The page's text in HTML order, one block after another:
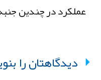
عملکرد در چندین
دیدگاهتان را